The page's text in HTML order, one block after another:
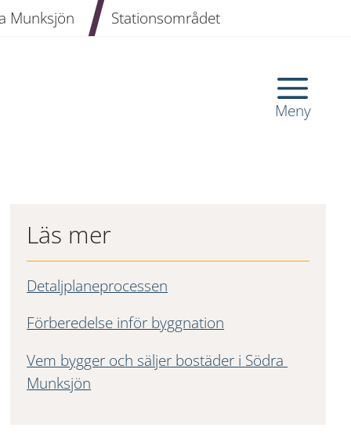
Munksjön Stationsområdet
Meny
Läs mer
Detaljplaneprocessen
Förberedelse inför byggnation
Vem bygger och säljer bostäder i Södra
Munksjön